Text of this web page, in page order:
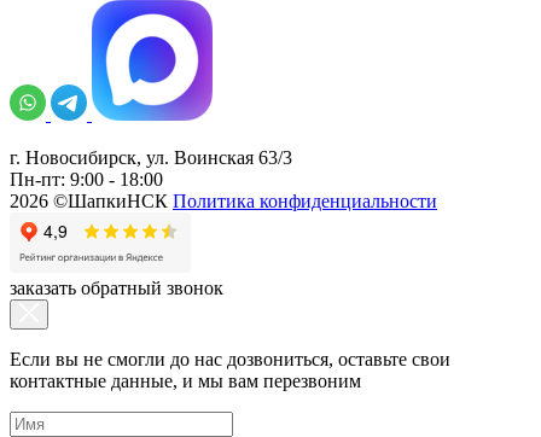
г. Новосибирск, ул. Воинская 63/3
Пн-пт: 9:00 - 18:00
2026 ©ШапкиНСК Политика конфиденциальности
заказать обратный звонок
Если вы не смогли до нас дозвониться, оставьте свои
контактные данные, и мы вам перезвоним